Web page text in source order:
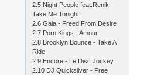
2.5 Night People feat.Renik -
Take Me Tonight
2.6 Gala - Freed From Desire
2.7 Porn Kings - Amour
2.8 Brooklyn Bounce - Take A
Ride
2.9 Encore - Le Disc Jockey
2.10 DJ Quicksilver - Free